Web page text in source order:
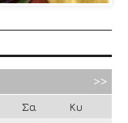
Σα
Κυ